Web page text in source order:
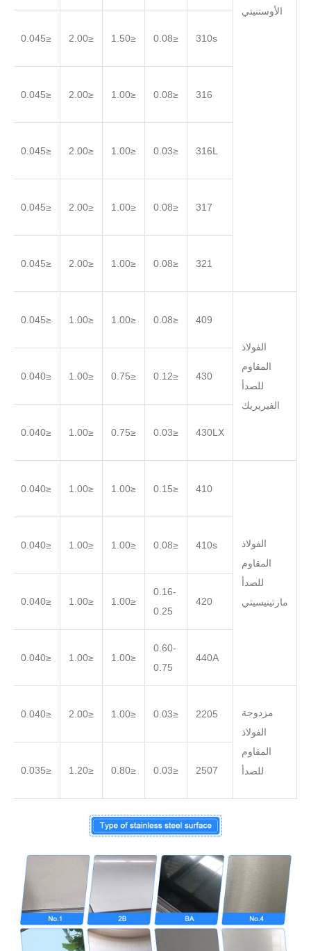
الأوستنيتي
310s
≤0.08
≤1.50
≤2.00
≤0.045
316
≤0.08
≤1.00
≤2.00
≤0.045
316L
≤0.03
≤1.00
≤2.00
≤0.045
317
≤0.08
≤1.00
≤2.00
≤0.045
321
≤0.08
≤1.00
≤2.00
≤0.045
الفولاذ
المقاوم
للصدأ
الفيريريك
409
≤0.08
≤1.00
≤1.00
≤0.045
430
≤0.12
≤0.75
≤1.00
≤0.040
430LX
≤0.03
≤0.75
≤1.00
≤0.040
الفولاذ
المقاوم
للصدأ
مارتينيسيتي
410
≤0.15
≤1.00
≤1.00
≤0.040
410s
≤0.08
≤1.00
≤1.00
≤0.040
420
0.16-
0.25
≤1.00
≤1.00
≤0.040
440A
0.60-
0.75
≤1.00
≤1.00
≤0.040
مزدوجة
الفولاذ
المقاوم
للصدأ
2205
≤0.03
≤1.00
≤2.00
≤0.040
2507
≤0.03
≤0.80
≤1.20
≤0.035